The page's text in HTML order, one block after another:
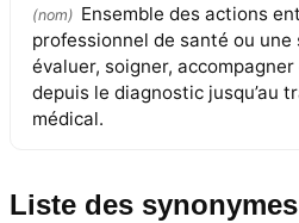
(nom) Ensemble des actions
professionnel de santé ou
évaluer, soigner,
depuis le diagnostic jusqu’au
médical.
Liste des synonymes